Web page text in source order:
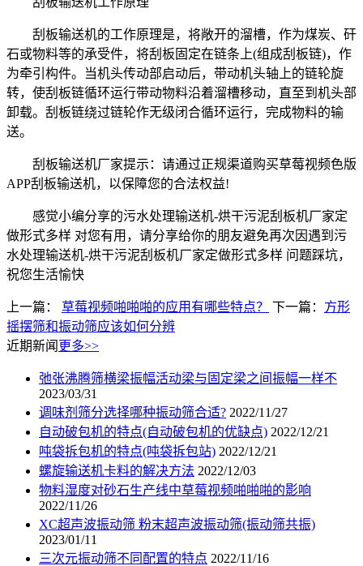
刮板输送机的工作原理是，将敞开的溜槽，作为煤炭、矸
石或物料等的承受件，将刮板固定在链条上(组成刮板链)，作
为牵引构件。当机头传动部启动后，带动机头轴上的链轮旋
转，使刮板链循环运行带动物料沿着溜槽移动，直至到机头部
卸载。刮板链绕过链轮作无级闭合循环运行，完成物料的输
送。
刮板输送机厂家提示：请通过正规渠道购买草莓视频色版
APP刮板输送机，以保障您的合法权益!
感觉小编分享的污水处理输送机-烘干污泥刮板机厂家定
做形式多样 对您有用，请分享给你的朋友避免再次因遇到污
水处理输送机-烘干污泥刮板机厂家定做形式多样 问题踩坑，
祝您生活愉快
上一篇： 草莓视频啪啪啪的应用有哪些特点？ 下一篇： 方形
摇摆筛和振动筛应该如何分辨
近期新闻 更多>>
弛张沸腾筛横梁振幅活动梁与固定梁之间振幅一样不
2023/03/31
调味剂筛分选择哪种振动筛合适? 2022/11/27
自动破包机的特点(自动破包机的优缺点) 2022/12/21
吨袋拆包机的特点(吨袋拆包站) 2022/12/21
螺旋输送机卡料的解决方法 2022/12/03
物料湿度对砂石生产线中草莓视频啪啪啪的影响
2022/11/26
XC超声波振动筛 粉末超声波振动筛(振动筛共振)
2023/01/11
三次元振动筛不同配置的特点 2022/11/16